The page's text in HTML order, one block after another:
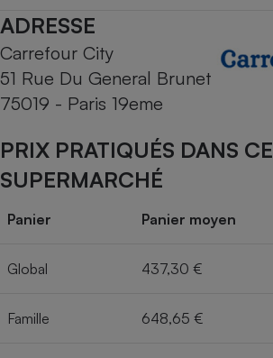
ADRESSE
Carrefour City
51 Rue Du General Brunet
75019 - Paris 19eme
PRIX PRATIQUÉS DANS CE
SUPERMARCHÉ
Panier Panier moyen
Global 437,30 €
Famille 648,65 €